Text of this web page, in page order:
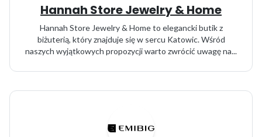
Hannah Store Jewelry & Home
Hannah Store Jewelry & Home to elegancki butik z
biżuterią, który znajduje się w sercu Katowic. Wśród
naszych wyjątkowych propozycji warto zwrócić uwagę na...